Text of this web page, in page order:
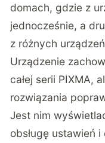
domach, gdzie z
jednocześnie, a
z różnych
Urządzenie
całej serii PIXMA,
rozwiązania
Jest nim
obsługę ustawień